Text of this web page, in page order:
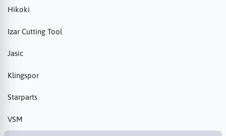
Hikoki
Izar Cutting Tool
Jasic
Klingspor
Starparts
VSM